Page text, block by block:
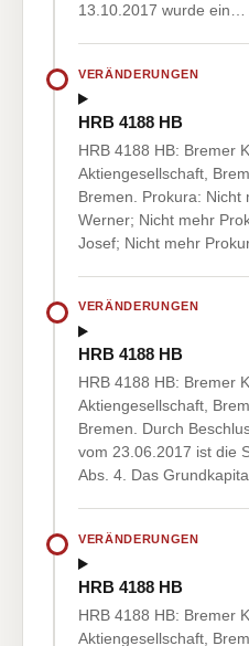
13.10.2017 wurde ein…
VERÄNDERUNGEN
HRB 4188 HB
HRB 4188 HB: Bremer
Aktiengesellschaft,
Bremen. Prokura: Nicht
Werner; Nicht mehr
Josef; Nicht mehr
VERÄNDERUNGEN
HRB 4188 HB
HRB 4188 HB: Bremer
Aktiengesellschaft,
Bremen. Durch
vom 23.06.2017 ist die
Abs. 4. Das
VERÄNDERUNGEN
HRB 4188 HB
HRB 4188 HB: Bremer
Aktiengesellschaft,